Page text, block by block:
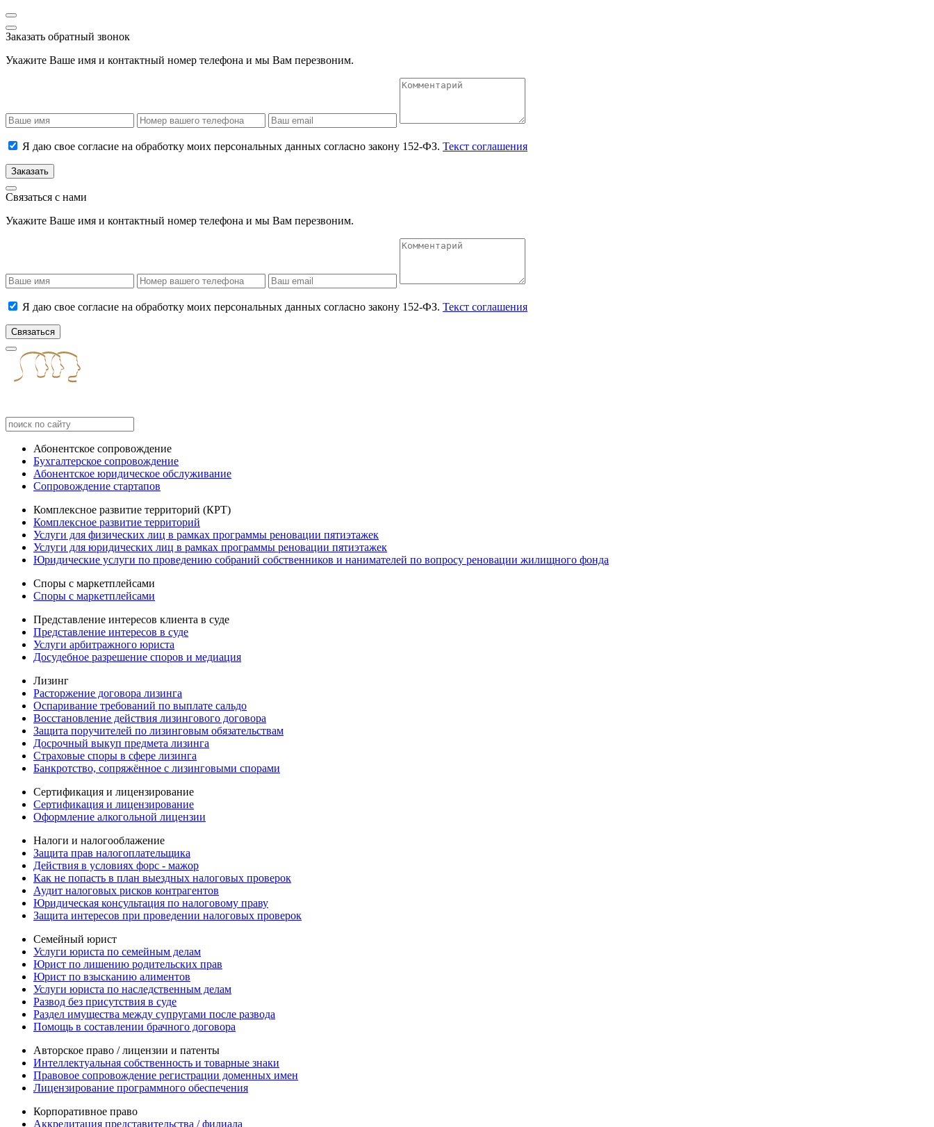
Заказать обратный звонок
Укажите Ваше имя и контактный номер телефона и мы Вам перезвоним.
Я даю свое согласие на обработку моих персональных данных согласно закону 152-ФЗ. Текст соглашения
Заказать
Связаться с нами
Укажите Ваше имя и контактный номер телефона и мы Вам перезвоним.
Я даю свое согласие на обработку моих персональных данных согласно закону 152-ФЗ. Текст соглашения
Связаться
Абонентское сопровождение
Бухгалтерское сопровождение
Абонентское юридическое обслуживание
Сопровождение стартапов
Комплексное развитие территорий (КРТ)
Комплексное развитие территорий
Услуги для физических лиц в рамках программы реновации пятиэтажек
Услуги для юридических лиц в рамках программы реновации пятиэтажек
Юридические услуги по проведению собраний собственников и нанимателей по вопросу реновации жилищного фонда
Споры с маркетплейсами
Споры с маркетплейсами
Представление интересов клиента в суде
Представление интересов в суде
Услуги арбитражного юриста
Досудебное разрешение споров и медиация
Лизинг
Расторжение договора лизинга
Оспаривание требований по выплате сальдо
Восстановление действия лизингового договора
Защита поручителей по лизинговым обязательствам
Досрочный выкуп предмета лизинга
Страховые споры в сфере лизинга
Банкротство, сопряжённое с лизинговыми спорами
Сертификация и лицензирование
Сертификация и лицензирование
Оформление алкогольной лицензии
Налоги и налогооблажение
Защита прав налогоплательщика
Действия в условиях форс - мажор
Как не попасть в план выездных налоговых проверок
Аудит налоговых рисков контрагентов
Юридическая консультация по налоговому праву
Защита интересов при проведении налоговых проверок
Семейный юрист
Услуги юриста по семейным делам
Юрист по лишению родительских прав
Юрист по взысканию алиментов
Услуги юриста по наследственным делам
Развод без присутствия в суде
Раздел имущества между супругами после развода
Помощь в составлении брачного договора
Авторское право / лицензии и патенты
Интеллектуальная собственность и товарные знаки
Правовое сопровождение регистрации доменных имен
Лицензирование программного обеспечения
Корпоративное право
Аккредитация представительства / филиала